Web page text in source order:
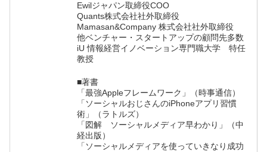
Ewilジャパン取締役COO
Quants株式会社社外取締役
Mamasan&Company 株式会社社外取締役
他ベンチャー・スタートアップの顧問先多数
iU 情報経営イノベーション専門職大学 特任
教授
■著書
「最強Appleフレームワーク」（時事通信）
「ソーシャルおじさんのiPhoneアプリ習慣
術」（ラトルズ）
「図解 ソーシャルメディア早わかり」（中
経出版）
「ソーシャルメディアを使っていきなり成功